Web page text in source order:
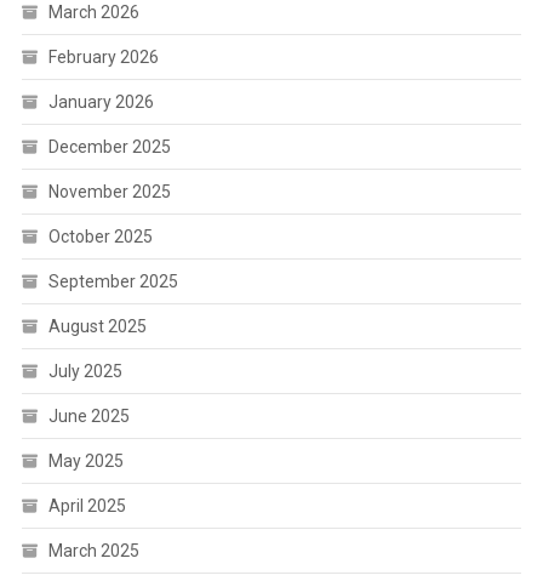
March 2026
February 2026
January 2026
December 2025
November 2025
October 2025
September 2025
August 2025
July 2025
June 2025
May 2025
April 2025
March 2025